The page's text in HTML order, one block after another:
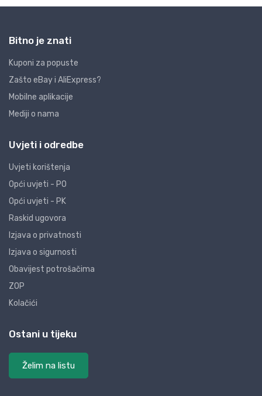
Bitno je znati
Kuponi za popuste
Zašto eBay i AliExpress?
Mobilne aplikacije
Mediji o nama
Uvjeti i odredbe
Uvjeti korištenja
Opći uvjeti - PO
Opći uvjeti - PK
Raskid ugovora
Izjava o privatnosti
Izjava o sigurnosti
Obavijest potrošačima
ZOP
Kolačići
Ostani u tijeku
Želim na listu